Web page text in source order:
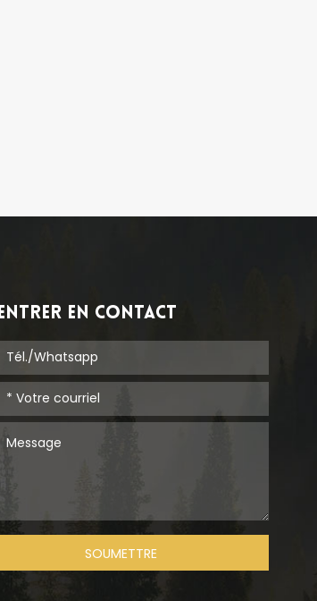
ENTRER EN CONTACT
SOUMETTRE